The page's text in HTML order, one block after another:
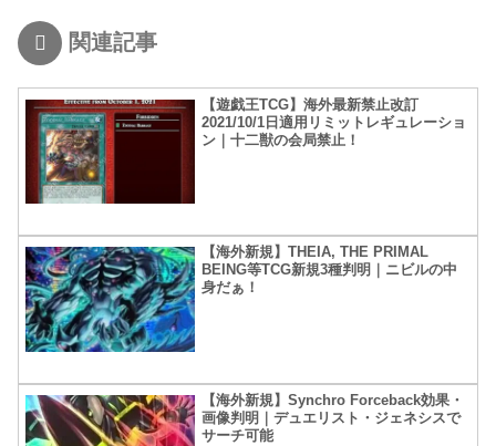
関連記事
【遊戯王TCG】海外最新禁止改訂
2021/10/1日適用リミットレギュレーショ
ン｜十二獣の会局禁止！
【海外新規】THEIA, THE PRIMAL
BEING等TCG新規3種判明｜ニビルの中
身だぁ！
【海外新規】Synchro Forceback効果・
画像判明｜デュエリスト・ジェネシスで
サーチ可能